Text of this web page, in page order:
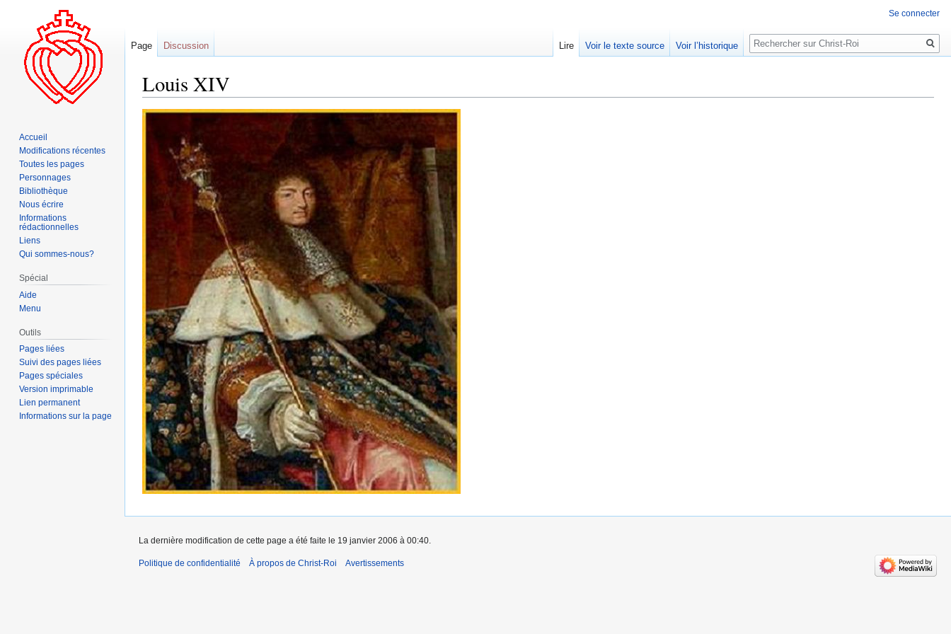
Louis XIV
Aller
navigation
Aller
recherche
Se connecter
Page Discussion Lire Voir le texte source Voir l’historique
Rechercher
Accueil
Modifications récentes
Toutes les pages
Personnages
Bibliothèque
Nous écrire
Informations
rédactionnelles
Liens
Qui sommes-nous?
Spécial
Aide
Menu
Outils
Pages liées
Suivi des pages liées
Pages spéciales
Version imprimable
Lien permanent
Informations sur la page
La dernière modification de cette page a été faite le 19 janvier 2006 à 00:40.
Politique de confidentialité À propos de Christ-Roi Avertissements